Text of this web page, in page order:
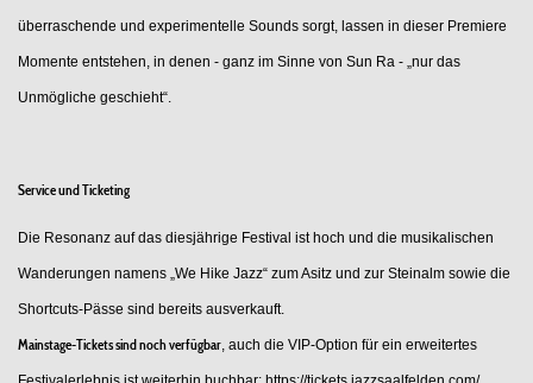
überraschende und experimentelle Sounds sorgt, lassen in dieser Premiere
Momente entstehen, in denen - ganz im Sinne von Sun Ra - „nur das
Unmögliche geschieht“.
Service und Ticketing
Die Resonanz auf das diesjährige Festival ist hoch und die musikalischen
Wanderungen namens „We Hike Jazz“ zum Asitz und zur Steinalm sowie die
Shortcuts-Pässe sind bereits ausverkauft.
Mainstage-Tickets sind noch verfügbar, auch die VIP-Option für ein erweitertes